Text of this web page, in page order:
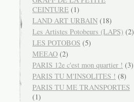
CEINTURE (1)
LAND ART URBAIN (18)
Les Artistes Potobeurs (LAPS) (2)
LES POTOBOS (5)
MEEAO (2)
PARIS 12e c'est mon quartier ! (3)
PARIS TU M'INSOLITES ! (8)
PARIS TU ME TRANSPORTES
(1)